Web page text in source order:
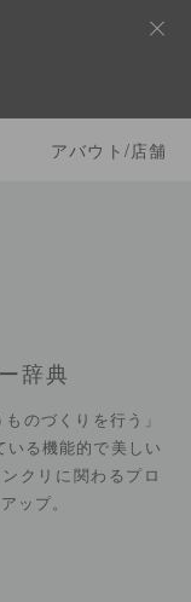
アバウト/店舗
辞典
のづくりを行う」
いる機能的で美しい
クリに関わるプロ
ップ。
カテゴリ一覧